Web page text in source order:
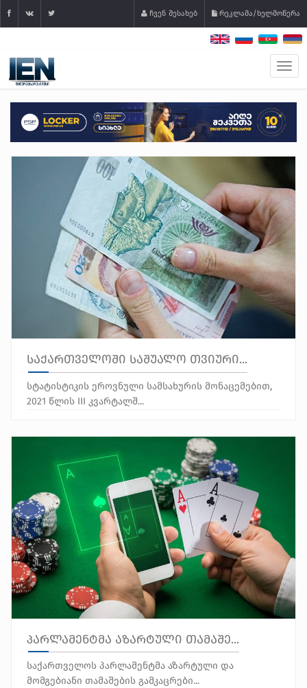
ჩვენ შესახებ რეკლამა/ხელმოწერა
საქართველოში საშუალო თვიური...
სტატისტიკის ეროვნული სამსახურის მონაცემებით,
2021 წლის III კვარტალშ...
პარლამენტმა აზარტული თამაშე...
საქართველოს პარლამენტმა აზარტული და
მომგებიანი თამაშების გამკაცრები...